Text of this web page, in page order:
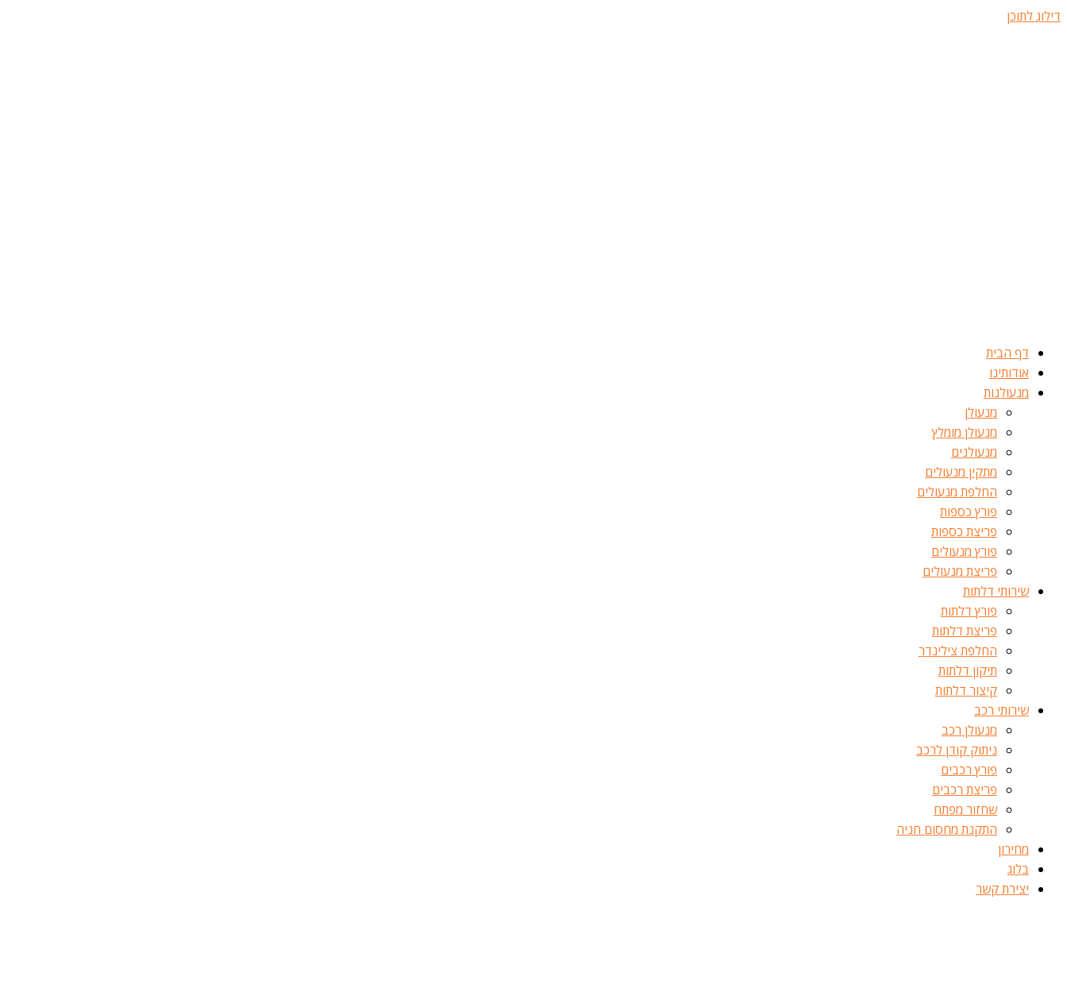
דילוג לתוכן
דף הבית
אודותינו
מנעולנות
מנעולן
מנעולן מומלץ
מנעולנים
מתקין מנעולים
החלפת מנעולים
פורץ כספות
פריצת כספות
פורץ מנעולים
פריצת מנעולים
שירותי דלתות
פורץ דלתות
פריצת דלתות
החלפת צילינדר
תיקון דלתות
קיצור דלתות
שירותי רכב
מנעולן רכב
ניתוק קודן לרכב
פורץ רכבים
פריצת רכבים
שחזור מפתח
התקנת מחסום חניה
מחירון
בלוג
יצירת קשר